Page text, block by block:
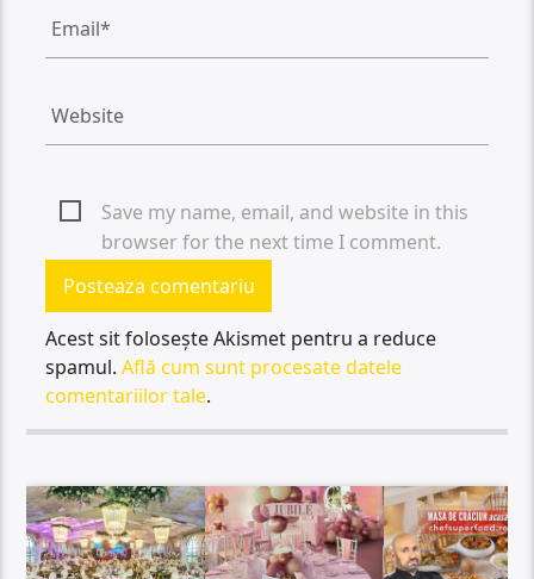
Save my name, email, and website in this
browser for the next time I comment.
Acest sit folosește Akismet pentru a reduce
spamul.Află cum sunt procesate datele
comentariilor tale.